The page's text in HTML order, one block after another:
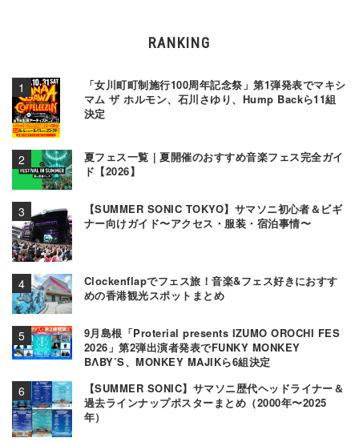
RANKING
「女川町町制施行100周年記念祭」第1弾発表でマキシ
マム ザ ホルモン、石川さゆり、Hump Backら11組
決定
夏フェス一覧｜夏開催のおすすめ音楽フェス完全ガイ
ド【2026】
【SUMMER SONIC TOKYO】サマソニ初心者＆ビギ
ナー向けガイド〜アクセス・服装・宿泊事情〜
Clockenflapでフェス旅！音楽&フェス好きにおすす
めの香港観光スポットまとめ
9月島根「Proterial presents IZUMO OROCHI FES
2026」第2弾出演者発表でFUNKY MONKEY
BΛBY’S、MONKEY MAJIKら6組決定
【SUMMER SONIC】サマソニ歴代ヘッドライナー＆
過去ラインナップポスターまとめ（2000年〜2025
年）